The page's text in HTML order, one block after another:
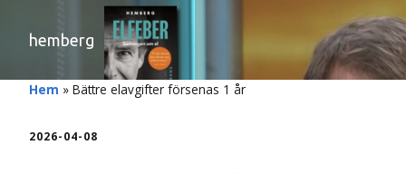
hemberg
Hem » Bättre elavgifter försenas 1 år
2026-04-08